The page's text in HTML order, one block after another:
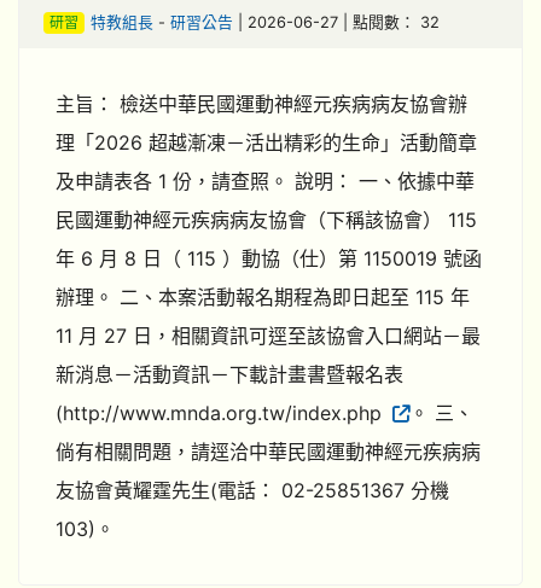
研習 特教組長- 研習公告 | 2026-06-27 | 點閱數： 32
主旨： 檢送中華民國運動神經元疾病病友協會辦
理「2026 超越漸凍－活出精彩的生命」活動簡章
及申請表各 1 份，請查照。 說明： 一、依據中華
民國運動神經元疾病病友協會（下稱該協會） 115
年 6 月 8 日（ 115 ）動協（仕）第 1150019 號函
辦理。 二、本案活動報名期程為即日起至 115 年
11 月 27 日，相關資訊可逕至該協會入口網站－最
新消息－活動資訊－下載計畫書暨報名表
(http://www.mnda.org.tw/index.php
。 三、
倘有相關問題，請逕洽中華民國運動神經元疾病病
友協會黃耀霆先生(電話： 02-25851367 分機
103)。